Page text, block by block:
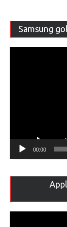
Samsung
00:00